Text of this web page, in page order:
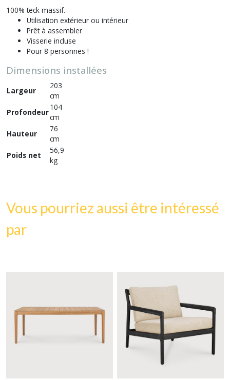
100% teck massif.
Utilisation extérieur ou intérieur
Prêt à assembler
Visserie incluse
Pour 8 personnes !
Dimensions installées
Largeur
203
cm
Profondeur
104
cm
Hauteur
76
cm
Poids net
56,9
kg
Vous pourriez aussi être intéressé
par